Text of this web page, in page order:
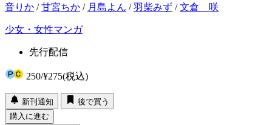
音りか /甘宮ちか / 月島よん /羽柴みず /文倉 咲
少女・女性マンガ
先行配信
250/¥275(税込)
新刊通知
後で買う
購入に進む